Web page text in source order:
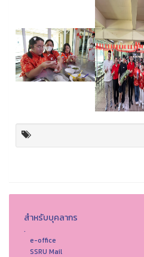
สำหรับบุคลากร
.
e-office
SSRU Mail